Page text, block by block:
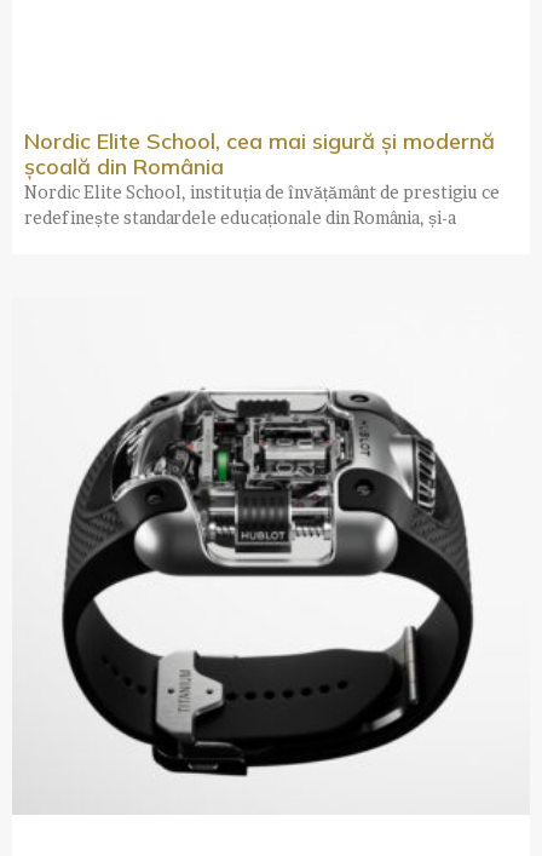
Nordic Elite School, cea mai sigură și modernă
școală din România
Nordic Elite School, instituția de învățământ de prestigiu ce
redefinește standardele educaționale din România, și-a